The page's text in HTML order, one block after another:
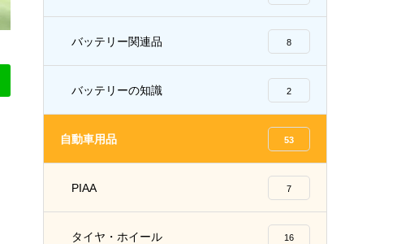
バッテリー関連品 8
バッテリーの知識 2
自動車用品 53
PIAA 7
タイヤ・ホイール 16